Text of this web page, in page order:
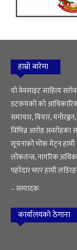
हाम्रो बारेमा
यो वेवसाइट साहित्य
डटकमको को आधिकारिक
समाचार, विचार,
विभिन्न आरोह
सूचनाको भोक मेट्न हामी
लोकतन्त्र, नागरिक
पहरेदार भएर हामी
– सम्पादक
कार्यालयको ठेगाना